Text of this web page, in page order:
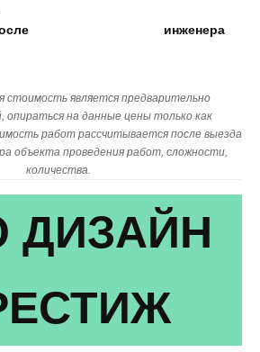
инженера
стоимость является предварительно
опираться на данные цены только как
работ рассчитывается после выезда
объекта проведения работ, сложности,
количества.
ДИЗАЙН